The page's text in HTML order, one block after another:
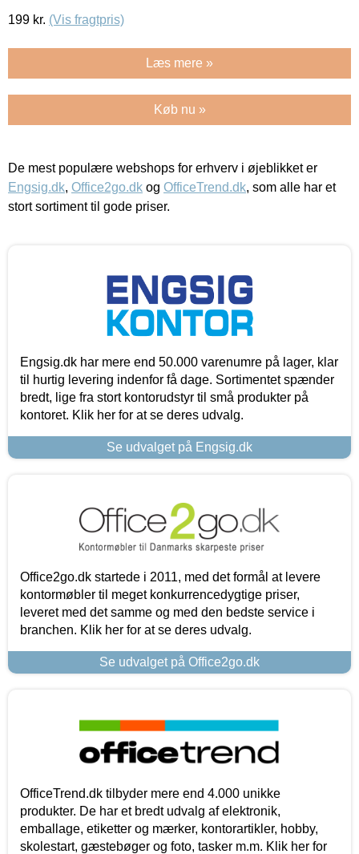
199 kr. (Vis fragtpris)
Læs mere »
Køb nu »
De mest populære webshops for erhverv i øjeblikket er
Engsig.dk, Office2go.dk og OfficeTrend.dk, som alle har et
stort sortiment til gode priser.
Engsig.dk har mere end 50.000 varenumre på lager, klar
til hurtig levering indenfor få dage. Sortimentet spænder
bredt, lige fra stort kontorudstyr til små produkter på
kontoret. Klik her for at se deres udvalg.
Se udvalget på Engsig.dk
Office2go.dk startede i 2011, med det formål at levere
kontormøbler til meget konkurrencedygtige priser,
leveret med det samme og med den bedste service i
branchen. Klik her for at se deres udvalg.
Se udvalget på Office2go.dk
OfficeTrend.dk tilbyder mere end 4.000 unikke
produkter. De har et bredt udvalg af elektronik,
emballage, etiketter og mærker, kontorartikler, hobby,
skolestart, gæstebøger og foto, tasker m.m. Klik her for